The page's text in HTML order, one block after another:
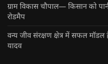
ग्राम विकास चौपाल— किसान को
रोडमैप
वन्य जीव संरक्षण क्षेत्र में सफल मॉडल
यादव